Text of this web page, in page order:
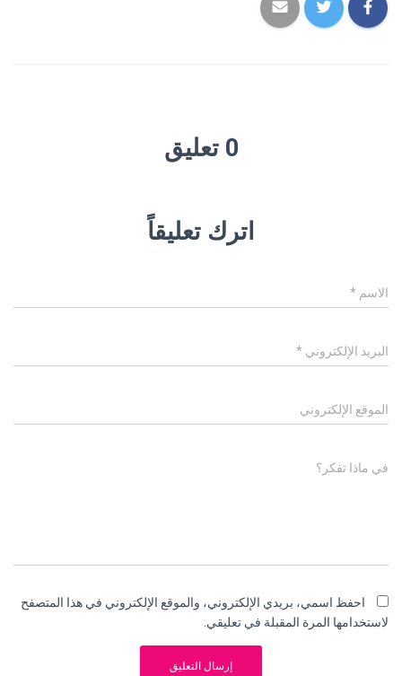
0 تعليق
اترك تعليقاً
الاسم *
البريد الإلكتروني *
الموقع الإلكتروني
في ماذا تفكر؟
احفظ اسمي، بريدي الإلكتروني، والموقع الإلكتروني في هذا المتصفح
لاستخدامها المرة المقبلة في تعليقي.